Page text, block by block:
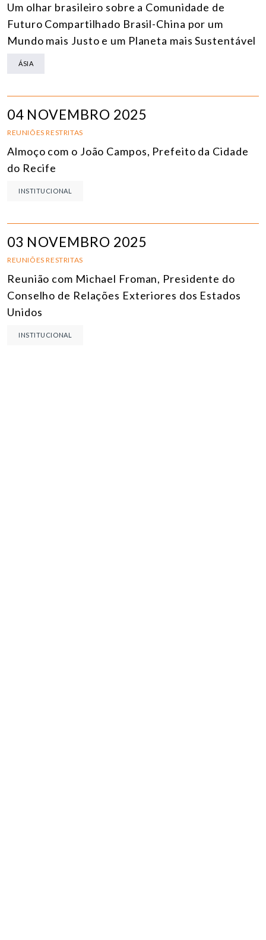
Um olhar brasileiro sobre a Comunidade de
Futuro Compartilhado Brasil-China por um
Mundo mais Justo e um Planeta mais Sustentável
ÁSIA
04 NOVEMBRO 2025
REUNIÕES RESTRITAS
Almoço com o João Campos, Prefeito da Cidade
do Recife
INSTITUCIONAL
03 NOVEMBRO 2025
REUNIÕES RESTRITAS
Reunião com Michael Froman, Presidente do
Conselho de Relações Exteriores dos Estados
Unidos
INSTITUCIONAL